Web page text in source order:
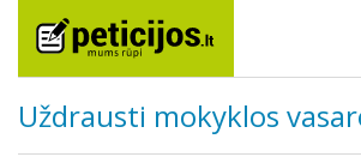
Uždrausti mokyklos